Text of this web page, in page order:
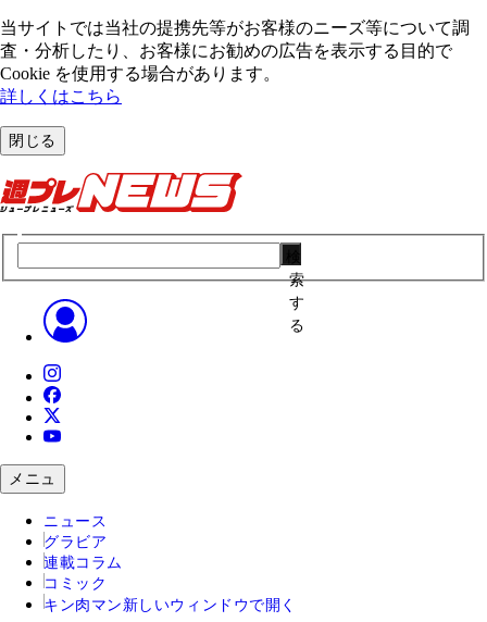
当サイトでは当社の提携先等がお客様のニーズ等について調
査・分析したり、お客様にお勧めの広告を表⽰する⽬的で
Cookie を使⽤する場合があります。
詳しくはこちら
閉じる
索
す
る
メニュ
ニュース
グラビア
連載コラム
コミック
キン肉マン 新しいウィンドウで開く